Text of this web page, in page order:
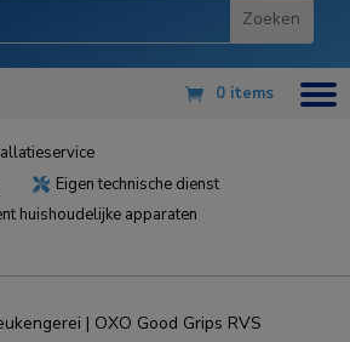
0 items
 Eigen technische dienst
huishoudelijke apparaten
| OXO Good Grips RVS